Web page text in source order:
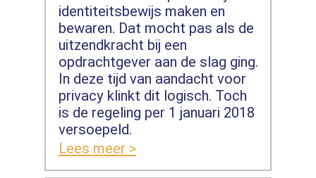
identiteitsbewijs maken en
bewaren. Dat mocht pas als de
uitzendkracht bij een
opdrachtgever aan de slag ging.
In deze tijd van aandacht voor
privacy klinkt dit logisch. Toch
is de regeling per 1 januari 2018
versoepeld.
Lees meer >